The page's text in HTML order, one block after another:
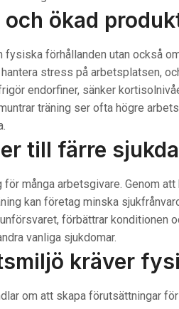
ökad
fysiska förhållanden utan också
stress på arbetsplatsen,
endorfiner, sänker
träning ser ofta högre
till färre
många arbetsgivare. Genom
kan företag minska
förbättrar konditionen
vanliga sjukdomar.
kräver
om att skapa förutsättningar